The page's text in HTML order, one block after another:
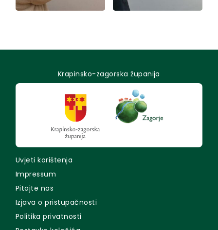
Krapinsko-zagorska županija
Uvjeti korištenja
Impressum
Pitajte nas
Izjava o pristupačnosti
Politika privatnosti